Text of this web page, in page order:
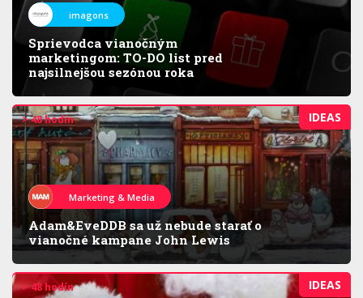
imagons
Sprievodca vianočným
marketingom: TO-DO list pred
najsilnejšou sezónou roka
IDEAS
> 48 hodín
Marketing & Media
Adam&EveDDB sa už nebude starať o
vianočné kampane John Lewis
IDEAS
> 48 hodín